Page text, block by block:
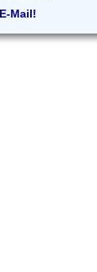
Mail!